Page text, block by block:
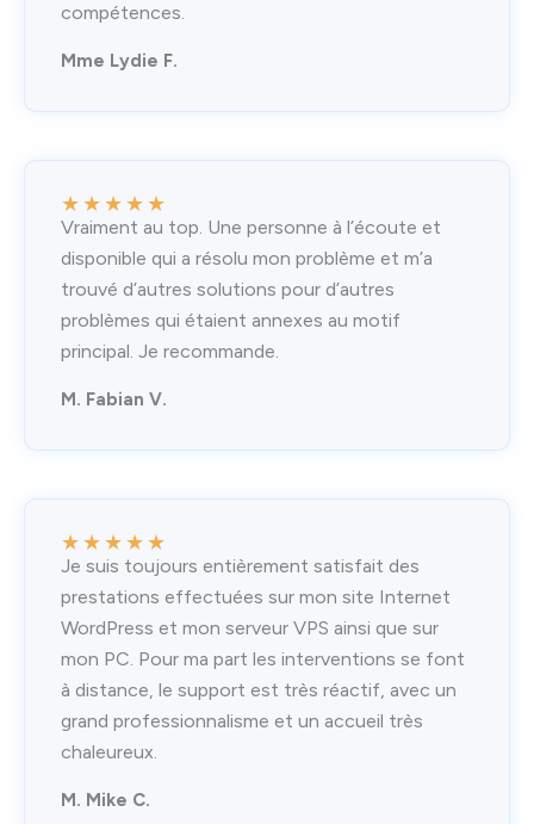
compétences.
Mme Lydie F.
★★★★★
Vraiment au top. Une personne à l’écoute et
disponible qui a résolu mon problème et m’a
trouvé d’autres solutions pour d’autres
problèmes qui étaient annexes au motif
principal. Je recommande.
M. Fabian V.
★★★★★
Je suis toujours entièrement satisfait des
prestations effectuées sur mon site Internet
WordPress et mon serveur VPS ainsi que sur
mon PC. Pour ma part les interventions se font
à distance, le support est très réactif, avec un
grand professionnalisme et un accueil très
chaleureux.
M. Mike C.